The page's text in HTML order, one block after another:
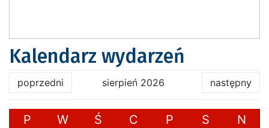
Kalendarz wydarzeń
poprzedni sierpień 2026 następny
P W Ś C P S N